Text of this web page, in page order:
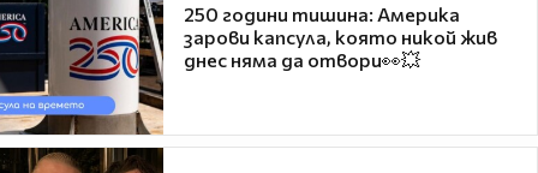
250 години тишина: Америка
зарови капсула, която никой жив
днес няма да отвори👀💥